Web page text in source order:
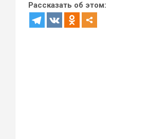
Рассказать об этом: